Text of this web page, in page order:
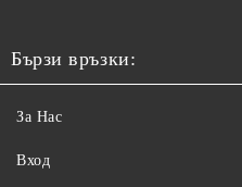
Бързи връзки:
За Нас
Вход